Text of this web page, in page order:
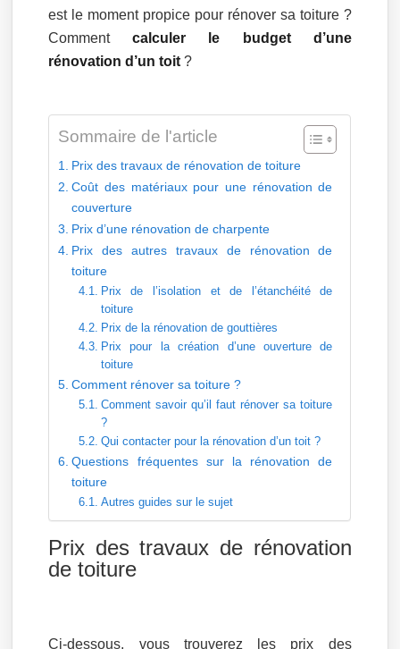
est le moment propice pour rénover sa toiture ?
Commentcalculer le budget d’une
rénovation d’un toit ?
Sommaire de l'article
Prix des travaux de rénovation de toiture
Coût des matériaux pour une rénovation de
couverture
Prix d’une rénovation de charpente
Prix des autres travaux de rénovation de
toiture
Prix de l’isolation et de l’étanchéité de
toiture
Prix de la rénovation de gouttières
Prix pour la création d’une ouverture de
toiture
Comment rénover sa toiture ?
Comment savoir qu’il faut rénover sa toiture
?
Qui contacter pour la rénovation d’un toit ?
Questions fréquentes sur la rénovation de
toiture
Autres guides sur le sujet
Prix des travaux de rénovation
de toiture
Ci-dessous, vous trouverez les prix des